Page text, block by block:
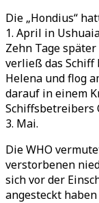
Die „Hondius“
1. April in
Zehn Tage
verließ das Schiff
Helena und flog
darauf in einem
Schiffsbetreibers
3. Mai.
Die WHO
verstorbenen
sich vor der
angesteckt